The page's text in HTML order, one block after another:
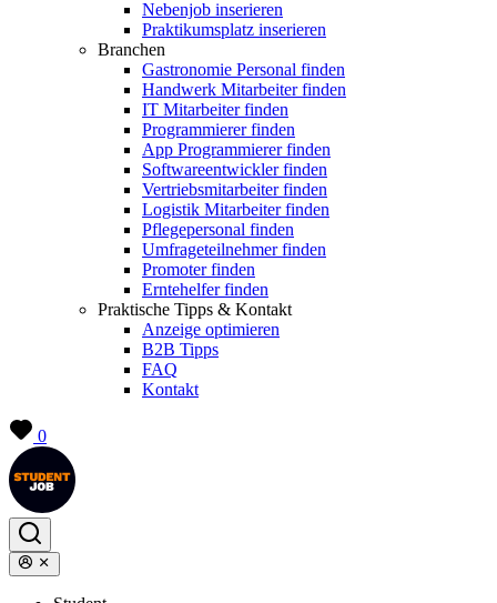
Nebenjob inserieren
Praktikumsplatz inserieren
Branchen
Gastronomie Personal finden
Handwerk Mitarbeiter finden
IT Mitarbeiter finden
Programmierer finden
App Programmierer finden
Softwareentwickler finden
Vertriebsmitarbeiter finden
Logistik Mitarbeiter finden
Pflegepersonal finden
Umfrageteilnehmer finden
Promoter finden
Erntehelfer finden
Praktische Tipps & Kontakt
Anzeige optimieren
B2B Tipps
FAQ
Kontakt
0